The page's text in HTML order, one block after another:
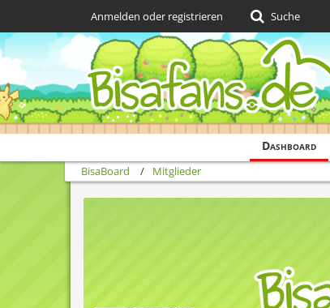
Dashboard
Anmelden oder registrieren Suche
BisaBoard Mitglieder